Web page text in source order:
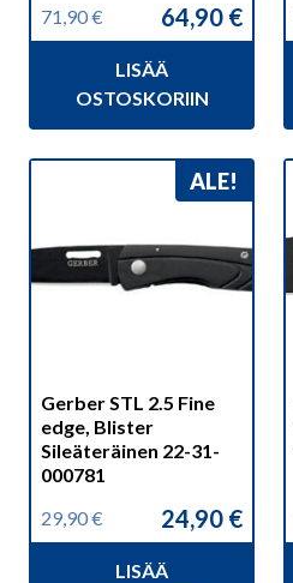
71,90€
Alkuperäinen
hinta
71,90 €.
64,90 €
Nykyinen
hinta
64,90 €.
LISÄÄ
OSTOSKORIIN
ALE!
Gerber STL 2.5 Fine
edge, Blister
Sileäteräinen 22-31-
000781
29,90€
Alkuperäinen
hinta
24,90 €
Nykyinen
hinta
LISÄÄ